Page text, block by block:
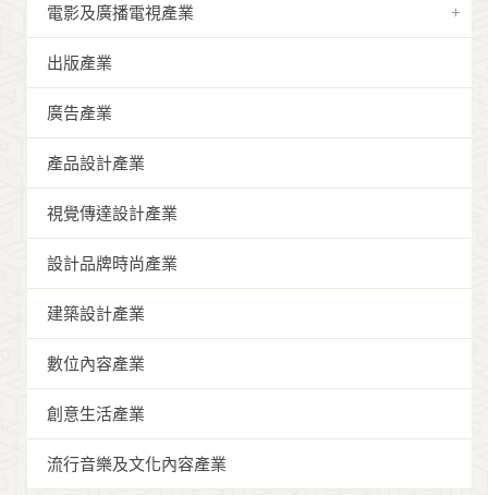
電影及廣播電視產業
出版產業
廣告產業
產品設計產業
視覺傳達設計產業
設計品牌時尚產業
建築設計產業
數位內容產業
創意生活產業
流行音樂及文化內容產業